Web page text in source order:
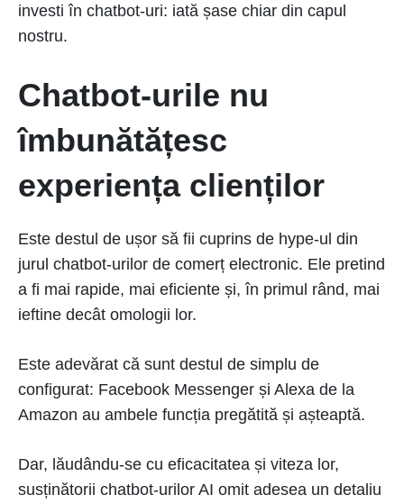
investi în chatbot-uri: iată șase chiar din capul
nostru.
Chatbot-urile nu
îmbunătățesc
experiența clienților
Este destul de ușor să fii cuprins de hype-ul din
jurul chatbot-urilor de comerț electronic. Ele pretind
a fi mai rapide, mai eficiente și, în primul rând, mai
ieftine decât omologii lor.
Este adevărat că sunt destul de simplu de
configurat: Facebook Messenger și Alexa de la
Amazon au ambele funcția pregătită și așteaptă.
Dar, lăudându-se cu eficacitatea și viteza lor,
susținătorii chatbot-urilor AI omit adesea un detaliu